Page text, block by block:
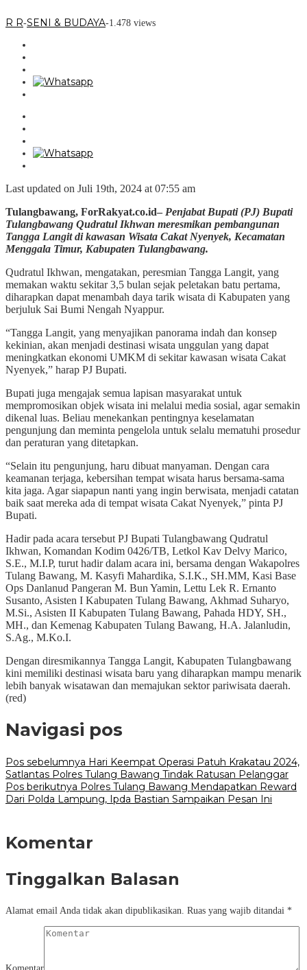
R R-SENI & BUDAYA-1.478 views
Last updated on Juli 19th, 2024 at 07:55 am
Tulangbawang, ForRakyat.co.id– Penjabat Bupati (PJ) Bupati
Tulangbawang Qudratul Ikhwan meresmikan pembangunan
Tangga Langit di kawasan Wisata Cakat Nyenyek, Kecamatan
Menggala Timur, Kabupaten Tulangbawang.
Qudratul Ikhwan, mengatakan, peresmian Tangga Langit, yang
memakan waktu sekitar 3,5 bulan sejak peletakan batu pertama,
diharapkan dapat menambah daya tarik wisata di Kabupaten yang
berjuluk Sai Bumi Nengah Nyappur.
“Tangga Langit, yang menyajikan panorama indah dan konsep
kekinian, akan menjadi destinasi wisata unggulan yang dapat
meningkatkan ekonomi UMKM di sekitar kawasan wisata Cakat
Nyenyek,” harap PJ Bupati.
Bupati juga mengajak semua lapisan masyarakat untuk
mempromosikan objek wisata ini melalui media sosial, agar semakin
dikenal luas. Beliau menekankan pentingnya keselamatan
pengunjung dan meminta pengelola untuk selalu mematuhi prosedur
dan peraturan yang ditetapkan.
“Selain itu pengunjung, haru dibuat manyaman. Dengan cara
keamanan terjaga, kebersihan tempat wisata harus bersama-sama
kita jaga. Agar siapapun nanti yang ingin berwisata, menjadi catatan
baik saat mereka ada di tempat wisata Cakat Nyenyek,” pinta PJ
Bupati.
Hadir pada acara tersebut PJ Bupati Tulangbawang Qudratul
Ikhwan, Komandan Kodim 0426/TB, Letkol Kav Delvy Marico,
S.E., M.I.P, turut hadir dalam acara ini, bersama dengan Wakapolres
Tulang Bawang, M. Kasyfi Mahardika, S.I.K., SH.MM, Kasi Base
Ops Danlanud Pangeran M. Bun Yamin, Lettu Lek R. Ernanto
Susanto, Asisten I Kabupaten Tulang Bawang, Akhmad Suharyo,
M.Si., Asisten II Kabupaten Tulang Bawang, Pahada HDY, SH.,
MH., dan Kemenag Kabupaten Tulang Bawang, H.A. Jalanludin,
S.Ag., M.Ko.I.
Dengan diresmikannya Tangga Langit, Kabupaten Tulangbawang
kini memiliki destinasi wisata baru yang diharapkan mampu menarik
lebih banyak wisatawan dan memajukan sektor pariwisata daerah.
(red)
Navigasi pos
Pos sebelumnya Hari Keempat Operasi Patuh Krakatau 2024,
Satlantas Polres Tulang Bawang Tindak Ratusan Pelanggar
Pos berikutnya Polres Tulang Bawang Mendapatkan Reward
Dari Polda Lampung, Ipda Bastian Sampaikan Pesan Ini
Komentar
Tinggalkan Balasan
Alamat email Anda tidak akan dipublikasikan. Ruas yang wajib ditandai *